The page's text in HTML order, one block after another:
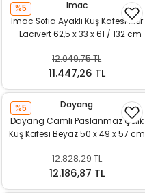
%5
Imac
Imac Sofia Ayaklı Kuş Kafesi Mor
- Lacivert 62,5 x 33 x 61 / 132 cm
12.049,75 TL
11.447,26 TL
%5
Dayang
Dayang Camlı Paslanmaz Çelik
Kuş Kafesi Beyaz 50 x 49 x 57 cm
12.828,29 TL
12.186,87 TL